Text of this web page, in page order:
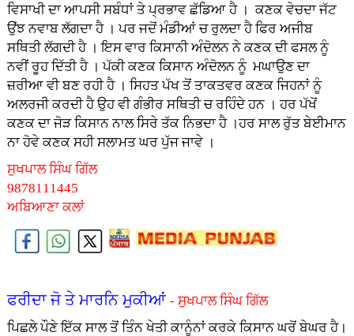
ਵਿਸਾਖੀ ਦਾ ਆਪਸੀ ਸਬੰਧਾਂ ਤੇ ਪ੍ਰਭਾਵ ਛੱਡਿਆ ਹੈ । ਕਣਕ ਵੇਚਦਾ ਜੱਟ
ਉਂਝ ਨਵਾਬ ਲੱਗਦਾ ਹੈ । ਪਰ ਜਦੋਂ ਮੰਡੀਆਂ ਚ ਰੁਲਦਾ ਹੈ ਫਿਰ ਅਜੀਬ
ਸਥਿਤੀ ਲੱਗਦੀ ਹੈ । ਇਸ ਵਾਰ ਕਿਸਾਨੀ ਅੰਦੋਲਨ ਨੇ ਕਣਕ ਦੀ ਫਸਲ ਨੂੰ
ਨਵੀਂ ਰੂਹ ਦਿੱਤੀ ਹੈ । ਪੱਕੀ ਕਣਕ ਕਿਸਾਨ ਅੰਦੋਲਨ ਨੂੰ ਮਘਾਉਣ ਦਾ
ਜ਼ਰੀਆ ਵੀ ਬਣ ਰਹੀ ਹੈ । ਸਿਹਤ ਪੱਖ ਤੋਂ ਤਾਕਤਵਰ ਕਣਕ ਜਿਹਨਾਂ ਨੂੰ
ਅਲਰਜੀ ਕਰਦੀ ਹੈ ਉਹ ਵੀ ਗੰਭੀਰ ਸਥਿਤੀ ਚ ਰਹਿੰਦੇ ਹਨ । ਹਰ ਪੱਖੋਂ
ਕਣਕ ਦਾ ਜੋੜ ਕਿਸਾਨ ਨਾਲ ਸਿਰੇ ਤੱਕ ਨਿਭਦਾ ਹੈ ।ਹਰ ਸਾਲ ਰੁੱਤ ਬੇਈਮਾਨ
ਨਾ ਹੋਵੇ ਕਣਕ ਸਹੀ ਸਲਾਮਤ ਘਰ ਪੁੱਜ ਜਾਵੇ ।
ਸੁਖਪਾਲ ਸਿੰਘ ਗਿੱਲ
9878111445
ਅਬਿਆਣਾ ਕਲਾਂ
ਫਰੀਦਾ ਜੋ ਤੇ ਮਾਰਨਿ ਮੁਕੀਆਂ - ਸੁਖਪਾਲ ਸਿੰਘ ਗਿੱਲ
ਪਿਛਲੇ ਪੌਣੇ ਇੱਕ ਸਾਲ ਤੋਂ ਤਿੰਨ ਖੇਤੀ ਕਾਨੂੰਨਾਂ ਕਰਕੇ ਕਿਸਾਨ ਘਰੋਂ ਬੇਘਰ ਹੈ।